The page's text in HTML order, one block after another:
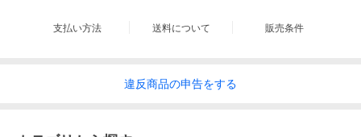
支払い方法 送料について 販売条件
違反商品の申告をする